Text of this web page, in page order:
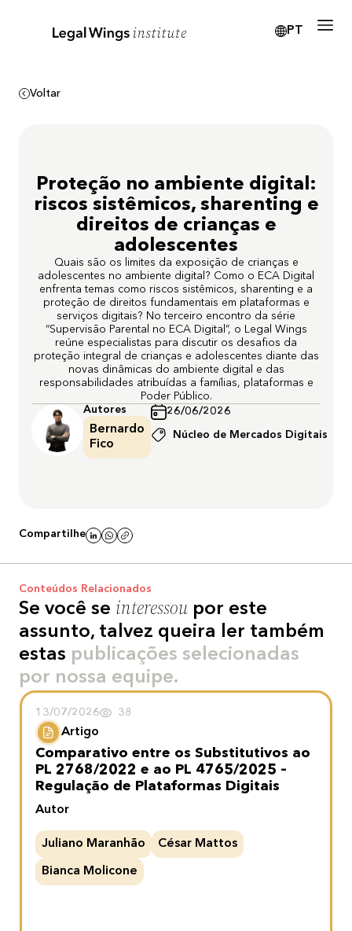
PT
Voltar
Proteção no ambiente digital:
riscos sistêmicos, sharenting e
direitos de crianças e
adolescentes
Quais são os limites da exposição de crianças e
adolescentes no ambiente digital? Como o ECA Digital
enfrenta temas como riscos sistêmicos, sharenting e a
proteção de direitos fundamentais em plataformas e
serviços digitais? No terceiro encontro da série
“Supervisão Parental no ECA Digital”, o Legal Wings
reúne especialistas para discutir os desafios da
proteção integral de crianças e adolescentes diante das
novas dinâmicas do ambiente digital e das
responsabilidades atribuídas a famílias, plataformas e
Poder Público.
Autores
Bernardo
Fico
26/06/2026
Núcleo de Mercados Digitais
Compartilhe
Conteúdos Relacionados
Se você se interessou por este
assunto, talvez queira ler também
estas publicações selecionadas
por nossa equipe.
13/07/2026 38
Artigo
Comparativo entre os Substitutivos ao
PL 2768/2022 e ao PL 4765/2025 –
Regulação de Plataformas Digitais
Autor
Juliano Maranhão César Mattos
Bianca Molicone